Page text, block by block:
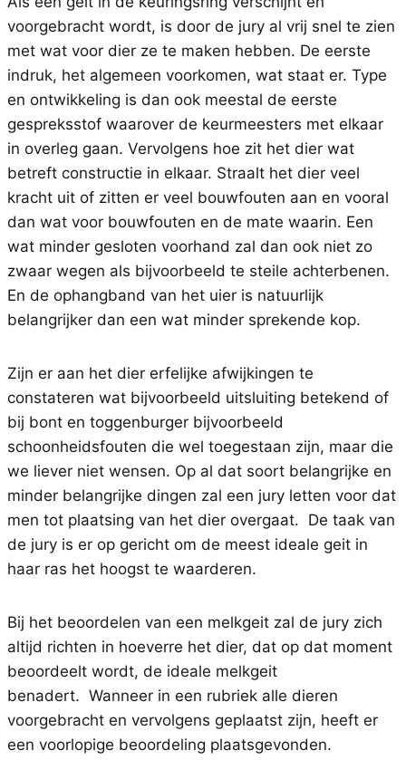
voorgebracht wordt, is door de jury al vrij snel te zien
met wat voor dier ze te maken hebben. De eerste
indruk, het algemeen voorkomen, wat staat er. Type
en ontwikkeling is dan ook meestal de eerste
gespreksstof waarover de keurmeesters met elkaar
in overleg gaan. Vervolgens hoe zit het dier wat
betreft constructie in elkaar. Straalt het dier veel
kracht uit of zitten er veel bouwfouten aan en vooral
dan wat voor bouwfouten en de mate waarin. Een
wat minder gesloten voorhand zal dan ook niet zo
zwaar wegen als bijvoorbeeld te steile achterbenen.
En de ophangband van het uier is natuurlijk
belangrijker dan een wat minder sprekende kop.
Zijn er aan het dier erfelijke afwijkingen te
constateren wat bijvoorbeeld uitsluiting betekend of
bij bont en toggenburger bijvoorbeeld
schoonheidsfouten die wel toegestaan zijn, maar die
we liever niet wensen. Op al dat soort belangrijke en
minder belangrijke dingen zal een jury letten voor dat
men tot plaatsing van het dier overgaat. De taak van
de jury is er op gericht om de meest ideale geit in
haar ras het hoogst te waarderen.
Bij het beoordelen van een melkgeit zal de jury zich
altijd richten in hoeverre het dier, dat op dat moment
beoordeelt wordt, de ideale melkgeit
benadert. Wanneer in een rubriek alle dieren
voorgebracht en vervolgens geplaatst zijn, heeft er
een voorlopige beoordeling plaatsgevonden.